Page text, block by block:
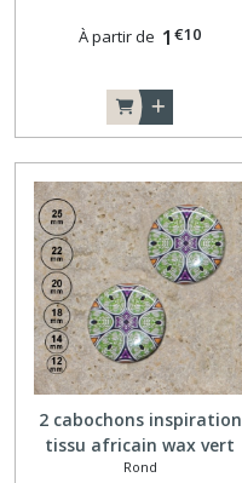
À partir de 1 €10
2 cabochons inspiration
tissu africain wax vert
25,20,18,14,12 mm A141
Rond